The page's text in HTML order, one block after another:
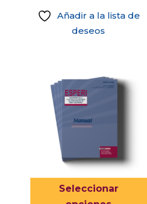
4,45 €
Añadir a la lista de
deseos
tiene
múltiples
Las
pueden
elegir
Seleccionar